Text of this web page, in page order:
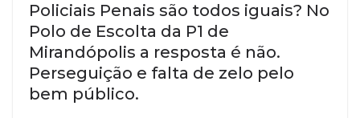
Policiais Penais são todos iguais? No
Polo de Escolta da P1 de
Mirandópolis a resposta é não.
Perseguição e falta de zelo pelo
bem público.